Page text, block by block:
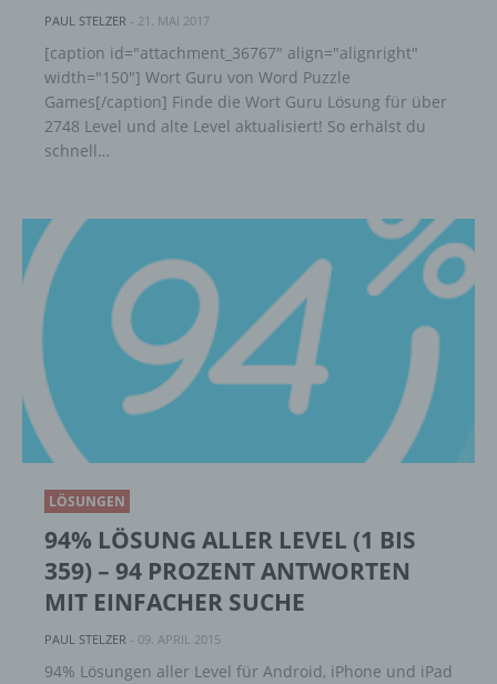
PAUL STELZER - 21. MAI 2017
[caption id="attachment_36767" align="alignright"
width="150"] Wort Guru von Word Puzzle
Games[/caption] Finde die Wort Guru Lösung für über
2748 Level und alte Level aktualisiert! So erhälst du
schnell…
LÖSUNGEN
94% LÖSUNG ALLER LEVEL (1 BIS
359) – 94 PROZENT ANTWORTEN
MIT EINFACHER SUCHE
PAUL STELZER - 09. APRIL 2015
94% Lösungen aller Level für Android, iPhone und iPad